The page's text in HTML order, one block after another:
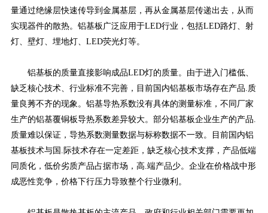
量通过绝缘层快速传导到金属基层，再从金属基层传递出去，从而
实现器件的散热。铝基板广泛应用于LED行业，包括LED路灯、射
灯、壁灯、埋地灯、LED荧光灯等。
铝基板的质量直接影响成品LED灯的质量。由于进入门槛低、
缺乏核心技术、行业标准不完善，目前国内铝基板市场存在产品.质
量良莠不齐的现象。铝基导热系数没有具体的测量标准，不同厂家
生产的铝基覆铜板导热系数差异较大。部分铝基板企业生产的产品.
质量难以保证，导热系数测量数据与标称数据不一致。目前国内铝
基板技术与国.际技术存在一定差距，缺乏核心技术支撑，产品低端
同质化，低价劣质产品占据市场，高.端产品少。企业在价格战中形
成恶性竞争，价格下行压力导致整个行业微利。